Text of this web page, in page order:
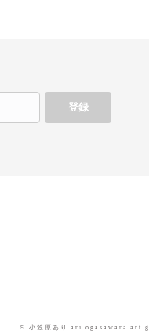
登録
© 小笠原あり ari ogasawara art